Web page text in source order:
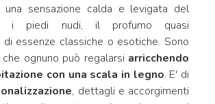
sensazione calda e levigata del
i piedi nudi, il profumo quasi
essenze classiche o esotiche. Sono
ognuno può regalarsiarricchendo
con una scala in legno. E' di
, dettagli e accorgimenti